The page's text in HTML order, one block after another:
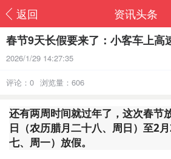
返回
资讯头条
春节9天长假要来了：小客车上高
2026/1/29 14:27:35
评论：0 浏览量：606
还有两周时间就过年了，这次春节
日（农历腊月二十八、周日）至2
七、周一）放假。